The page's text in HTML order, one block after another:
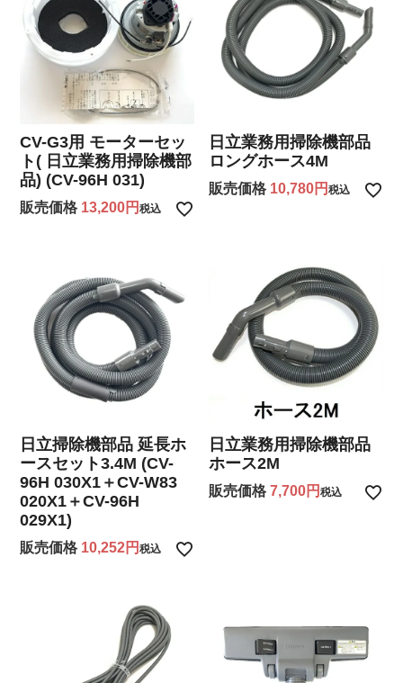
CV-G3用 モーターセッ
ト( 日立業務用掃除機部
品) (CV-96H 031)
販売価格 13,200 税込
日立業務用掃除機部品
ロングホース4M
販売価格 10,780 税込
日立掃除機部品 延長ホ
ースセット3.4M (CV-
96H 030X1＋CV-W83
020X1＋CV-96H
029X1)
販売価格 10,252 税込
日立業務用掃除機部品
ホース2M
販売価格 7,700 税込